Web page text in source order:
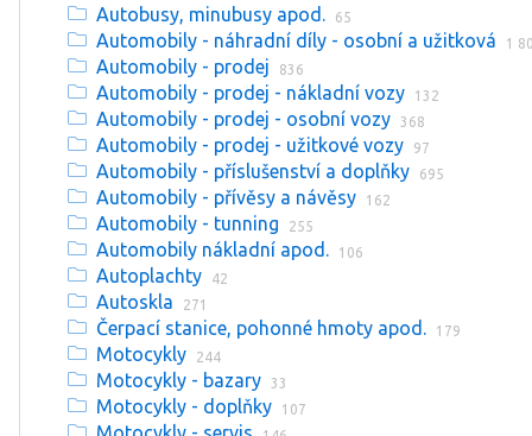
Autobusy, minubusy apod. 65
Automobily - náhradní díly - osobní a užitková 1
Automobily - prodej 836
Automobily - prodej - nákladní vozy 132
Automobily - prodej - osobní vozy 368
Automobily - prodej - užitkové vozy 97
Automobily - příslušenství a doplňky 695
Automobily - přívěsy a návěsy 162
Automobily - tunning 255
Automobily nákladní apod. 106
Autoplachty 42
Autoskla 271
Čerpací stanice, pohonné hmoty apod. 179
Motocykly 244
Motocykly - bazary 33
Motocykly - doplňky 107